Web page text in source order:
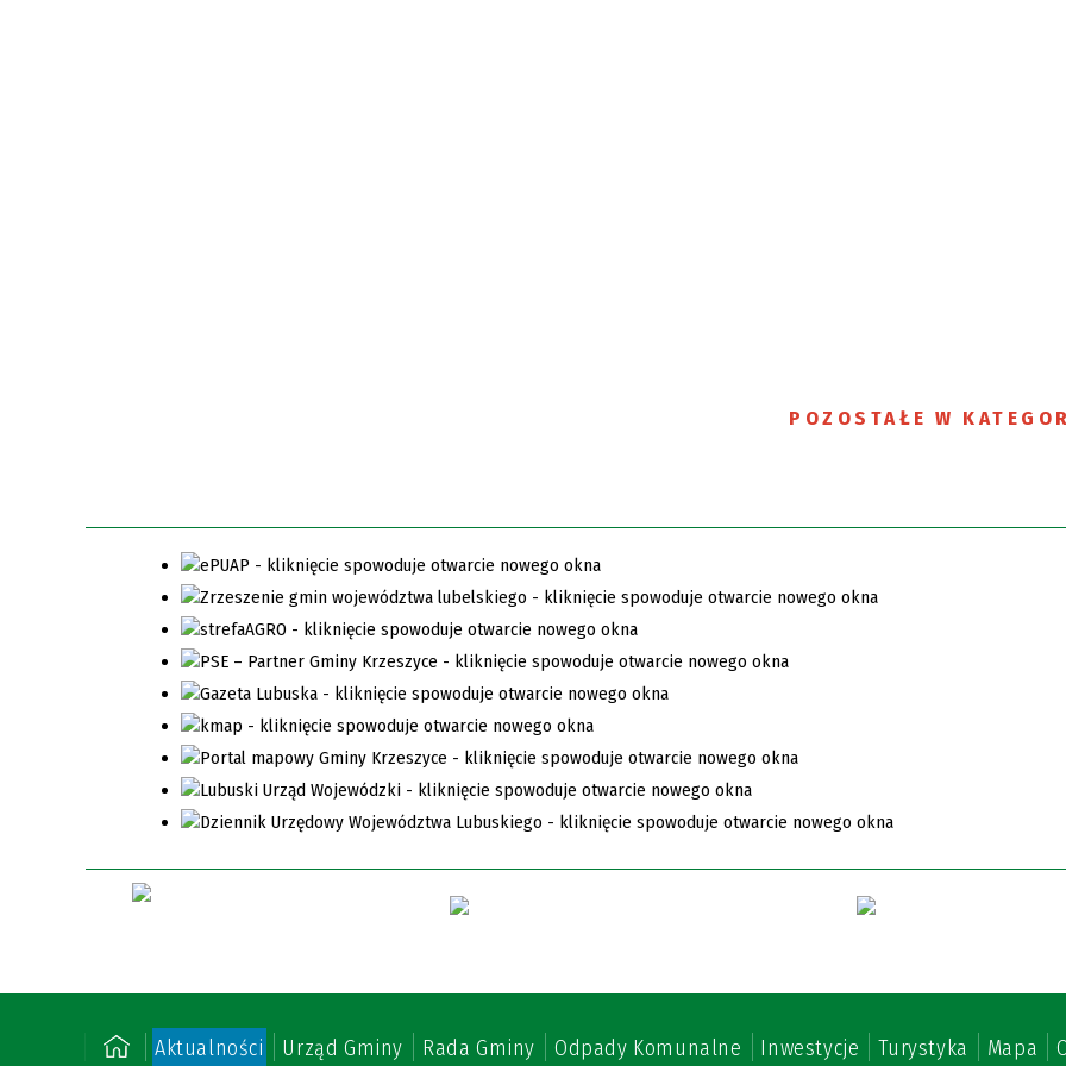
POZOSTAŁE W
Aktualności Urząd Gminy Rada Gminy Odpady Komunalne Inwestycje Turystyka Mapa